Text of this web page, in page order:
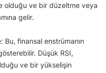
olduğu ve bir düzeltme veya
gelir.
finansal enstrümanın
Düşük RSI,
ve bir yükselişin